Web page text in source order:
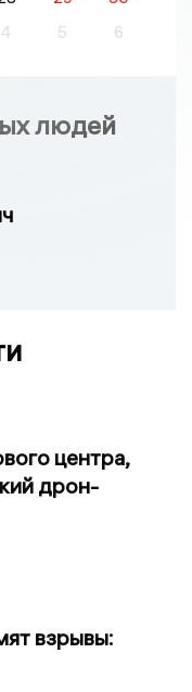
4 5 6
людей
центра,
дрон-
взрывы: